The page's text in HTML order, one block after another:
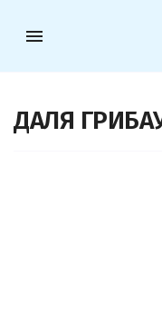
menu
ДАЛЯ